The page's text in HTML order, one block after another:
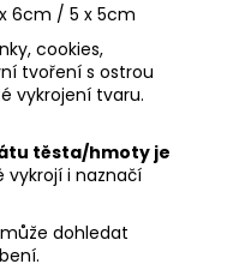
6cm / 5 x 5cm
cookies,
tvoření s ostrou
vykrojení tvaru.
těsta/hmoty je
vykrojí i naznačí
dohledat